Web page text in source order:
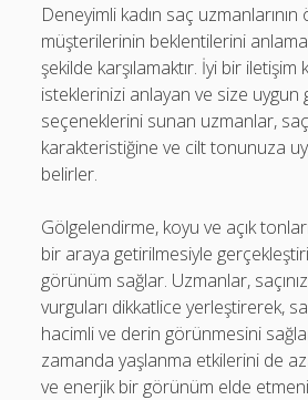
Deneyimli kadın saç uzmanlarının
müşterilerinin beklentilerini
şekilde karşılamaktır. İyi bir iletişim
isteklerinizi anlayan ve size uygun
seçeneklerini sunan uzmanlar,
karakteristiğine ve cilt tonunuza
belirler.
Gölgelendirme, koyu ve açık
bir araya getirilmesiyle
görünüm sağlar. Uzmanlar,
vurguları dikkatlice yerleştirerek,
hacimli ve derin görünmesini
zamanda yaşlanma etkilerini de
ve enerjik bir görünüm elde